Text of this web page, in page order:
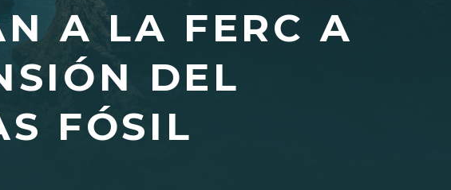
A LA FERC A
DEL
FÓSIL